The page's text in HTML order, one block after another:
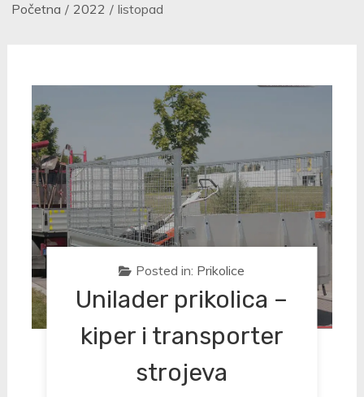
Početna 2022 listopad
Posted in: Prikolice
Unilader prikolica –
kiper i transporter
strojeva